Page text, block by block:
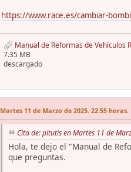
https://www.race.es/cambiar-
Manual de Reformas de Vehículos
7.35 MB
descargado
Martes 11 de Marzo de 2025. 22:55 horas.
Cita de: pitutis en Martes 11 de
Hola, te dejo el "Manual de
que preguntas.